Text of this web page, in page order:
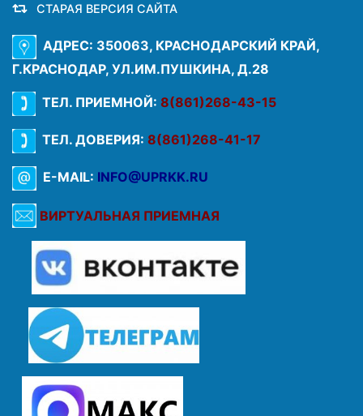
СТАРАЯ ВЕРСИЯ САЙТА
АДРЕС: 350063, КРАСНОДАРСКИЙ КРАЙ,
Г.КРАСНОДАР, УЛ.ИМ.ПУШКИНА, Д.28
ТЕЛ. ПРИЕМНОЙ: 8(861)268-43-15
ТЕЛ. ДОВЕРИЯ: 8(861)268-41-17
E-MAIL: INFO@UPRKK.RU
ВИРТУАЛЬНАЯ ПРИЕМНАЯ